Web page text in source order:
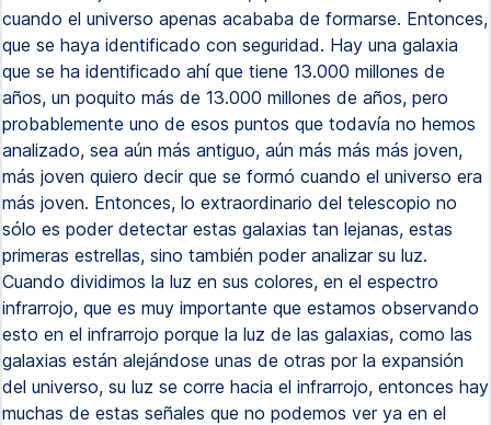
cuando el universo apenas acababa de formarse. Entonces,
que se haya identificado con seguridad. Hay una galaxia
que se ha identificado ahí que tiene 13.000 millones de
años, un poquito más de 13.000 millones de años, pero
probablemente uno de esos puntos que todavía no hemos
analizado, sea aún más antiguo, aún más más más joven,
más joven quiero decir que se formó cuando el universo era
más joven. Entonces, lo extraordinario del telescopio no
sólo es poder detectar estas galaxias tan lejanas, estas
primeras estrellas, sino también poder analizar su luz.
Cuando dividimos la luz en sus colores, en el espectro
infrarrojo, que es muy importante que estamos observando
esto en el infrarrojo porque la luz de las galaxias, como las
galaxias están alejándose unas de otras por la expansión
del universo, su luz se corre hacia el infrarrojo, entonces hay
muchas de estas señales que no podemos ver ya en el